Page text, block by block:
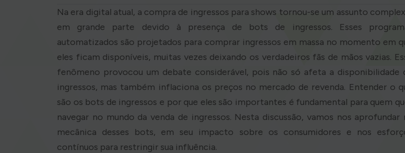
Na era digital atual, a compra de ingressos para shows tornou-se um assunto
em grande parte devido à presença de bots de ingressos. Esses
automatizados são projetados para comprar ingressos em massa no momento em
eles ficam disponíveis, muitas vezes deixando os verdadeiros fãs de mãos vazias.
fenômeno provocou um debate considerável, pois não só afeta a disponibilidade
ingressos, mas também inflaciona os preços no mercado de revenda. Entender o
são os bots de ingressos e por que eles são importantes é fundamental para quem
navegar no mundo da venda de ingressos. Nesta discussão, vamos nos aprofundar
mecânica desses bots, em seu impacto sobre os consumidores e nos
contínuos para restringir sua influência.